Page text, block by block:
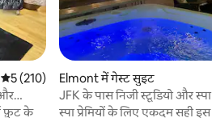
औसत रेटिंग 5 में से 5, 210 समीक्षाएँ
5 (210)
फ़ुट के
Elmont में गेस्ट सुइट
JFK के पास निजी स्टूडियो और
स्पा प्रेमियों के लिए एकदम सही इस